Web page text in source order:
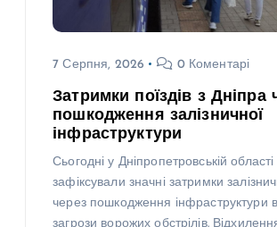
7 Серпня, 2026 0 Коментарі
Затримки поїздів з Дніпра
пошкодження залізничної
інфраструктури
Сьогодні у Дніпропетровській області
зафіксували значні затримки
через пошкодження інфраструктури
загрози ворожих обстрілів.